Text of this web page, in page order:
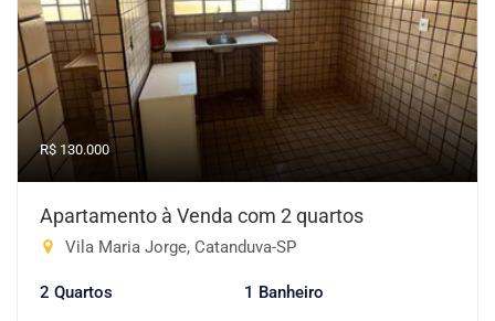
R$ 130.000
Apartamento à Venda com 2 quartos
Vila Maria Jorge, Catanduva-SP
2 Quartos 1 Banheiro